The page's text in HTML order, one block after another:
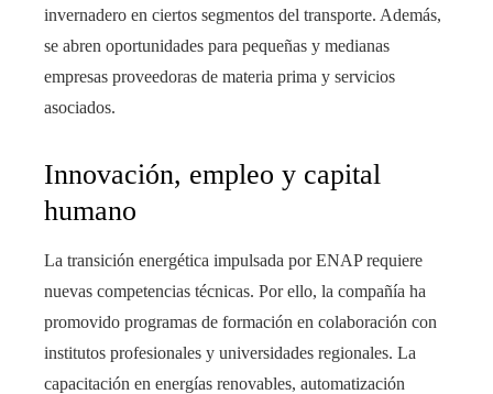
invernadero en ciertos segmentos del transporte. Además,
se abren oportunidades para pequeñas y medianas
empresas proveedoras de materia prima y servicios
asociados.
Innovación, empleo y capital
humano
La transición energética impulsada por ENAP requiere
nuevas competencias técnicas. Por ello, la compañía ha
promovido programas de formación en colaboración con
institutos profesionales y universidades regionales. La
capacitación en energías renovables, automatización